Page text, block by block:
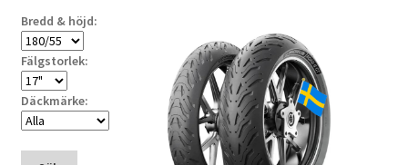
Bredd & höjd:
Fälgstorlek:
Däckmärke: